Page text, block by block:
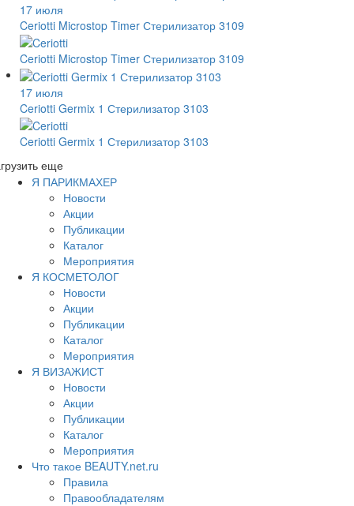
17 июля
Ceriotti Microstop Timer Стерилизатор 3109
Ceriotti Microstop Timer Стерилизатор 3109
17 июля
Ceriotti Germix 1 Стерилизатор 3103
Ceriotti Germix 1 Стерилизатор 3103
еще
Я ПАРИКМАХЕР
Новости
Акции
Публикации
Каталог
Мероприятия
Я КОСМЕТОЛОГ
Новости
Акции
Публикации
Каталог
Мероприятия
Я ВИЗАЖИСТ
Новости
Акции
Публикации
Каталог
Мероприятия
Что такое BEAUTY.net.ru
Правила
Правообладателям